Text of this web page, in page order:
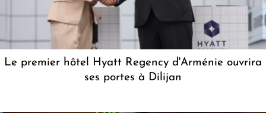
Le premier hôtel Hyatt Regency d'Arménie ouvrira
ses portes à Dilijan